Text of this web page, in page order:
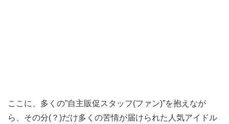
ここに、多くの”自主販促スタッフ(ファン)”を抱えなが
ら、その分(？)だけ多くの苦情が届けられた人気アイドル